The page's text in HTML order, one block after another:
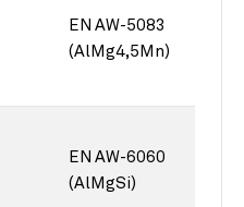
EN AW-5083
(AlMg4,5Mn)
EN AW-6060
(AlMgSi)